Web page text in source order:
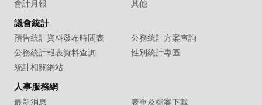
會計月報
其他
議會統計
預告統計資料發布時間表
公務統計方案查詢
公務統計報表資料查詢
性別統計專區
統計相關網站
人事服務網
最新消息 表單及檔案下載